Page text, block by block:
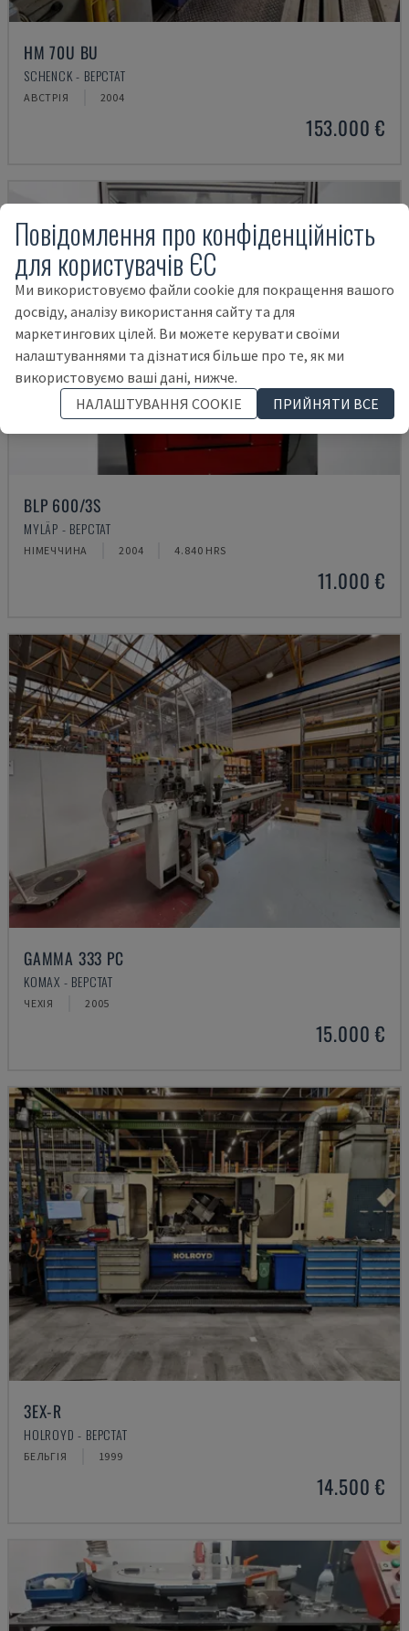
HM 70U BU
SCHENCK - ВЕРСТАТ
АВСТРІЯ 2004
153.000 €
BLP 600/3S
MYLÄP - ВЕРСТАТ
НІМЕЧЧИНА 2004 4.840 HRS
11.000 €
GAMMA 333 PC
KOMAX - ВЕРСТАТ
ЧЕХІЯ 2005
15.000 €
3EX-R
HOLROYD - ВЕРСТАТ
БЕЛЬГІЯ 1999
14.500 €
Повідомлення про конфіденційність
для користувачів ЄС
Ми використовуємо файли cookie для покращення вашого
досвіду, аналізу використання сайту та для
маркетингових цілей. Ви можете керувати своїми
налаштуваннями та дізнатися більше про те, як ми
використовуємо ваші дані, нижче.
НАЛАШТУВАННЯ COOKIE
ПРИЙНЯТИ ВСЕ